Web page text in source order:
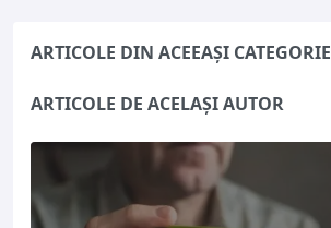
ARTICOLE DIN ACEEAȘI CATEGORIE
ARTICOLE DE ACELAȘI AUTOR